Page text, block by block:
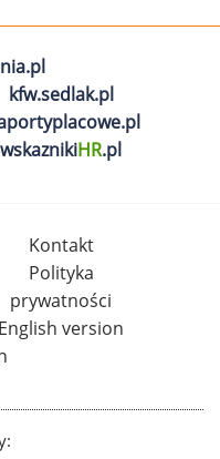
kfw.sedlak.pl
wskaznikiHR.pl
Kontakt
Polityka
prywatności
English version